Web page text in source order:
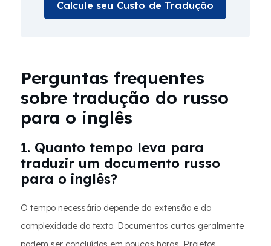
Calcule seu Custo de Tradução
Perguntas frequentes
sobre tradução do russo
para o inglês
1. Quanto tempo leva para
traduzir um documento russo
para o inglês?
O tempo necessário depende da extensão e da
complexidade do texto. Documentos curtos geralmente